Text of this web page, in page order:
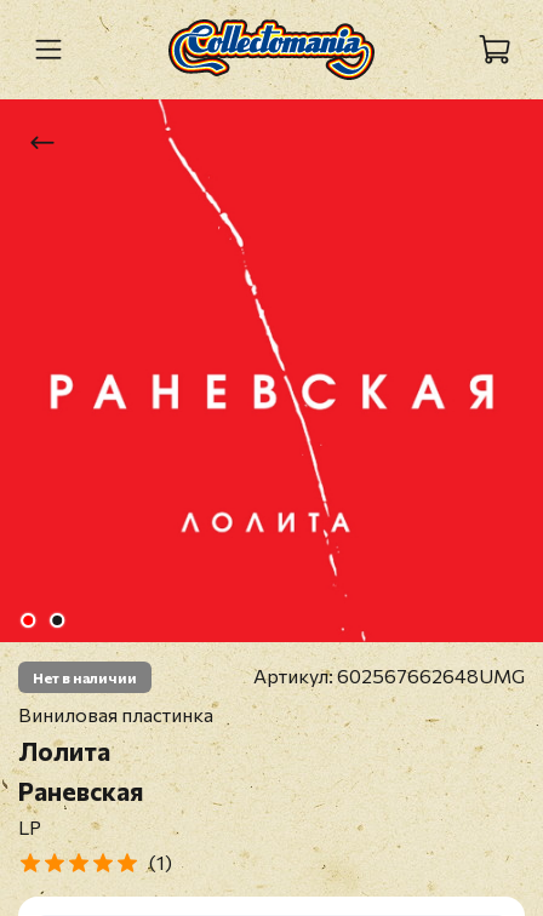
Нет в наличии Артикул:602567662648UMG
Виниловая пластинка
Лолита
Раневская
LP
(1)